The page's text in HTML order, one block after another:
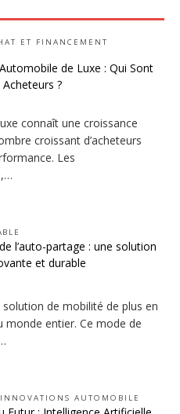
ET FINANCEMENT
de Luxe : Qui Sont
?
connaît une croissance
croissant d’acheteurs
Les
l’auto-partage : une solution
et durable
de mobilité de plus en
monde entier. Ce mode de
AUTOMOBILE